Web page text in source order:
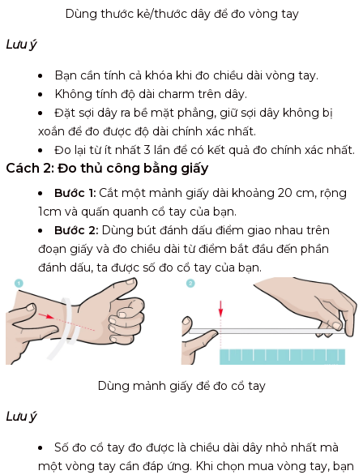
Dùng thước kẻ/thước dây để đo vòng tay
Lưu ý
Bạn cần tính cả khóa khi đo chiều dài vòng tay.
Không tính độ dài charm trên dây.
Đặt sợi dây ra bề mặt phẳng, giữ sợi dây không bị
xoắn để đo được độ dài chính xác nhất.
Đo lại từ ít nhất 3 lần để có kết quả đo chính xác nhất.
Cách 2: Đo thủ công bằng giấy
Bước 1: Cắt một mảnh giấy dài khoảng 20 cm, rộng
1cm và quấn quanh cổ tay của bạn.
Bước 2: Dùng bút đánh dấu điểm giao nhau trên
đoạn giấy và đo chiều dài từ điểm bắt đầu đến phần
đánh dấu, ta được số đo cổ tay của bạn.
Dùng mảnh giấy để đo cổ tay
Lưu ý
Số đo cổ tay đo được là chiều dài dây nhỏ nhất mà
một vòng tay cần đáp ứng. Khi chọn mua vòng tay, bạn